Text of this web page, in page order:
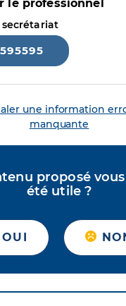
le professionnel
une information
manquante
proposé vous
été utile ?
OUI